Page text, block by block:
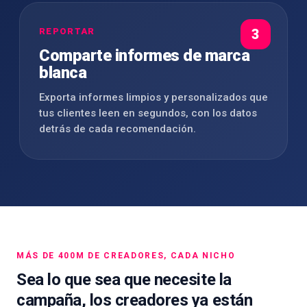
3
REPORTAR
Comparte informes de marca
blanca
Exporta informes limpios y personalizados que
tus clientes leen en segundos, con los datos
detrás de cada recomendación.
MÁS DE 400M DE CREADORES, CADA NICHO
Sea lo que sea que necesite la
campaña, los creadores ya están